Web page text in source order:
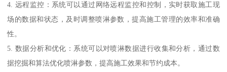
4. 远程监控：系统可以通过网络远程监控和控制，实时获取施工现
场的数据和状态，及时调整喷淋参数，提高施工管理的效率和准确
性。
5. 数据分析和优化：系统可以对喷淋数据进行收集和分析，通过数
据挖掘和算法优化喷淋参数，提高施工效果和节约成本。